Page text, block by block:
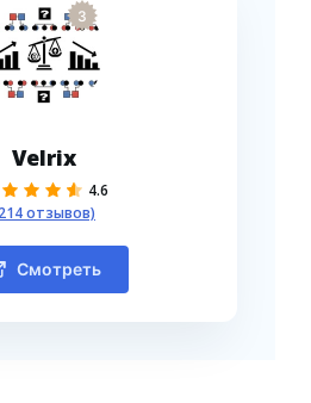
3
Velrix
4.6
отзывов)
Смотреть